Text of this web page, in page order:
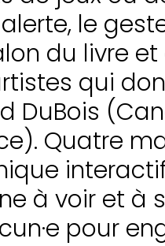
le
du livre
qui
DuBois
Quatre
à voir et à
pour